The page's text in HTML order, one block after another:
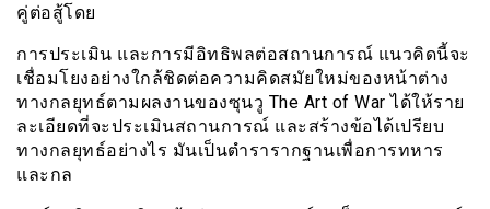
คู่ต่อสู้โดย
การประเมิน และการมีอิทธิพลต่อสถานการณ์ แนวคิดนี้จะ
เชื่อมโยงอย่างใกล้ชิดต่อความคิดสมัยใหม่ของหน้าต่าง
ทางกลยุทธ์ตามผลงานของซุนวู The Art of War ได้ให้ราย
ละเอียดที่จะประเมินสถานการณ์ และสร้างข้อได้เปรียบ
ทางกลยุทธ์อย่างไร มันเป็นตำรารากฐานเพื่อการทหาร
และกล